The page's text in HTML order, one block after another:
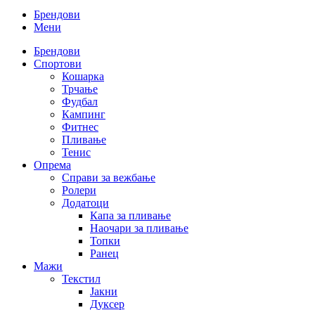
Брендови
Мени
Брендови
Спортови
Кошарка
Трчање
Фудбал
Кампинг
Фитнес
Пливање
Тенис
Опрема
Справи за вежбање
Ролери
Додатоци
Капа за пливање
Наочари за пливање
Топки
Ранец
Мажи
Текстил
Јакни
Дуксер